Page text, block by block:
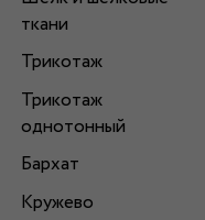
ткани
Трикотаж
Трикотаж
однотонный
Бархат
Кружево